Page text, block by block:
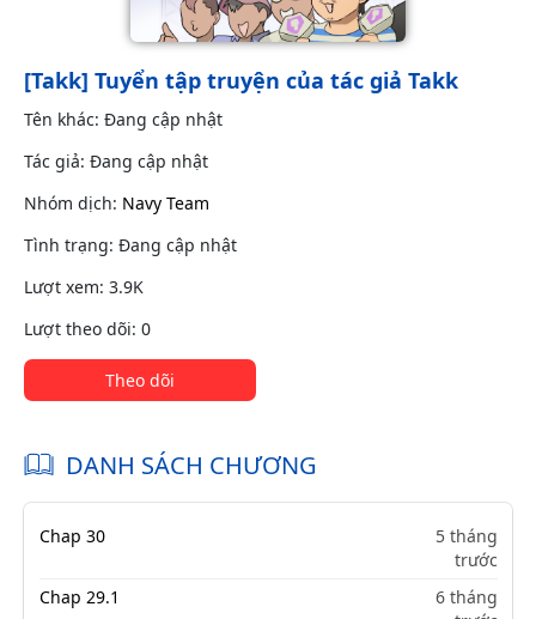
[Takk] Tuyển tập truyện của tác giả Takk
Tên khác: Đang cập nhật
Tác giả: Đang cập nhật
Nhóm dịch: Navy Team
Tình trạng: Đang cập nhật
Lượt xem: 3.9K
Lượt theo dõi: 0
Theo dõi
DANH SÁCH CHƯƠNG
Chap 30
5 tháng
trước
Chap 29.1
6 tháng